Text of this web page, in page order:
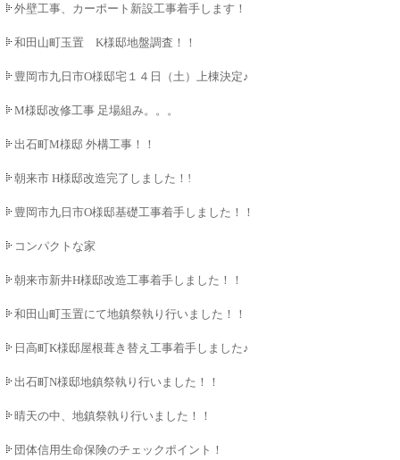
外壁工事、カーポート新設工事着手します！！
和田山町玉置 K様邸地盤調査！！
豊岡市九日市O様邸宅１４日（土）上棟決定♪♪
M様邸改修工事 足場組み。。。
出石町M様邸 外構工事！！
朝来市 H様邸改造完了しました！!
豊岡市九日市O様邸基礎工事着手しました！！
コンパクトな家
朝来市新井H様邸改造工事着手しました！！
和田山町玉置にて地鎮祭執り行いました！！
日高町K様邸屋根葺き替え工事着手しました♪
出石町N様邸地鎮祭執り行いました！！
晴天の中、地鎮祭執り行いました！！
団体信用生命保険のチェックポイント！